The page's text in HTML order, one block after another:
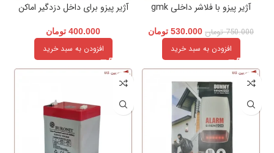
آژیر پیزو با فلاشر داخلی gmk
750.000 تومان 530.000 تومان
افزودن به سبد خرید
آژیر پیزو برای داخل دزدگیر اماکن
400.000 تومان
افزودن به سبد خرید